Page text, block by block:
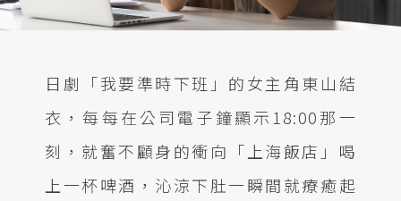
日劇「我要準時下班」的女主角東山結
衣，每每在公司電子鐘顯示18:00那一
刻，就奮不顧身的衝向「上海飯店」喝
上一杯啤酒，沁涼下肚一瞬間就療癒起